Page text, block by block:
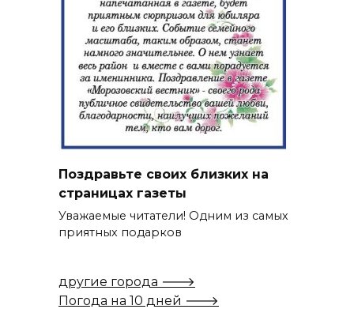
Поздравьте своих близких на
страницах газеты
Уважаемые читатели! Одним из самых
приятных подарков
другие города 🡒
Погода на 10 дней 🡒